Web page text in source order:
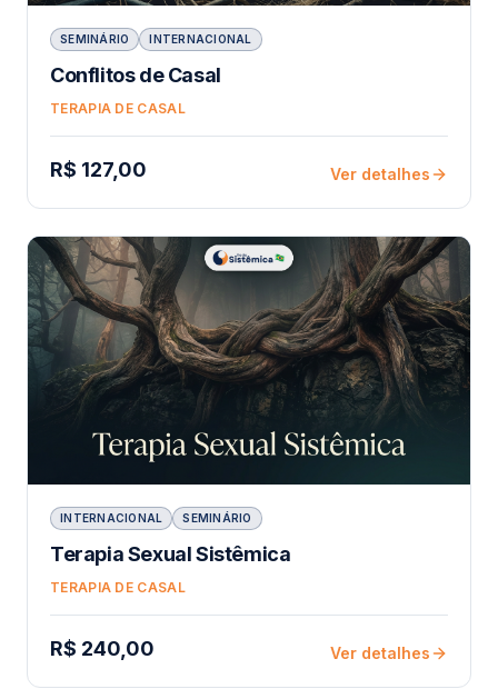
SEMINÁRIO INTERNACIONAL
Conflitos de Casal
TERAPIA DE CASAL
R$ 127,00 Ver detalhes
INTERNACIONAL SEMINÁRIO
Terapia Sexual Sistêmica
TERAPIA DE CASAL
R$ 240,00 Ver detalhes